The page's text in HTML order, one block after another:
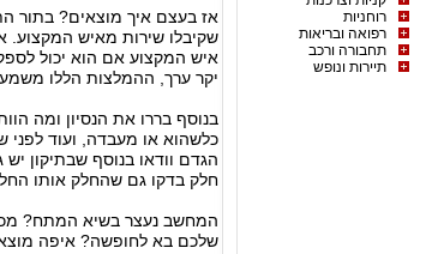
רוחניות
רפואה ובריאות
תחבורה ורכב
תיירות ונופש
אז בעצם איך מוצאים? בתור
שקיבלו שירות מאיש
איש המקצוע אם הוא יכול
יקר ערך, ההמלצות הללו
בנוסף בררו את הנסיון ומה
כלשהוא או מעבדה, ועוד
הגדם וודאו בנוסף שבתיקון
חלק בדקו גם שהחלק אותו
המחשב נעצר בשיא המתח?
שלכם בא לחופשה? איפה